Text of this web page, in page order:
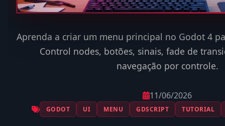
Aprenda a criar um menu principal no Godot 4
Control nodes, botões, sinais, fade de
navegação por controle.
11/06/2026
GODOT UI MENU GDSCRIPT TUTORIAL